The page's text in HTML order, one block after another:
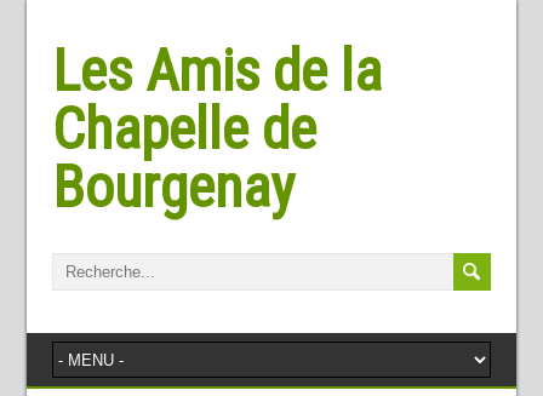
Les Amis de la
Chapelle de
Bourgenay